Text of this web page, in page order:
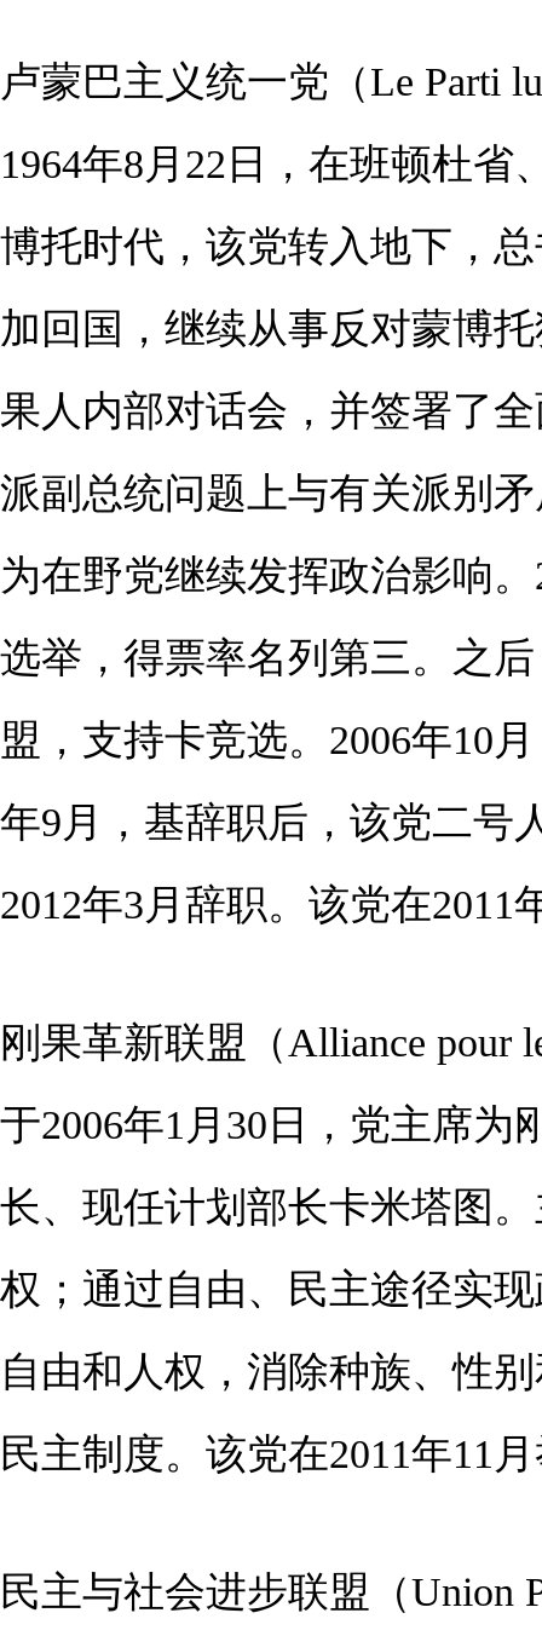
卢蒙巴主义统一党（Le Parti
1964年8月22日，在班顿杜
博托时代，该党转入地下，
加回国，继续从事反对蒙博
果人内部对话会，并签署了
派副总统问题上与有关派别
为在野党继续发挥政治影响
选举，得票率名列第三。之
盟，支持卡竞选。2006年10
年9月，基辞职后，该党二号
2012年3月辞职。该党在
刚果革新联盟（Alliance pour
于2006年1月30日，党主席
长、现任计划部长卡米塔图
权；通过自由、民主途径实
自由和人权，消除种族、性
民主制度。该党在2011年11
民主与社会进步联盟（Union